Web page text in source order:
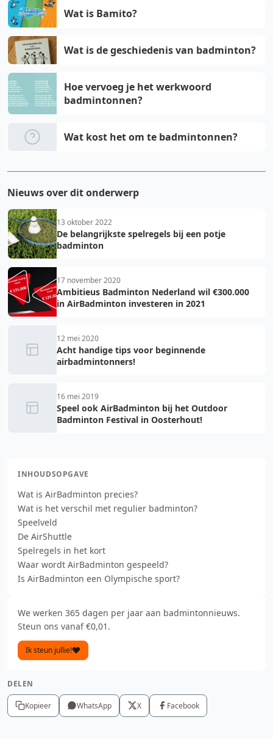
Wat is Bamito?
Wat is de geschiedenis van badminton?
Hoe vervoeg je het werkwoord
badmintonnen?
Wat kost het om te badmintonnen?
Nieuws over dit onderwerp
13 oktober 2022
De belangrijkste spelregels bij een potje
badminton
17 november 2020
Ambitieus Badminton Nederland wil €300.000
in AirBadminton investeren in 2021
12 mei 2020
Acht handige tips voor beginnende
airbadmintonners!
16 mei 2019
Speel ook AirBadminton bij het Outdoor
Badminton Festival in Oosterhout!
INHOUDSOPGAVE
Wat is AirBadminton precies?
Wat is het verschil met regulier badminton?
Speelveld
De AirShuttle
Spelregels in het kort
Waar wordt AirBadminton gespeeld?
Is AirBadminton een Olympische sport?
We werken 365 dagen per jaar aan badmintonnieuws.
Steun ons vanaf €0,01.
Ik steun jullie!
DELEN
Kopieer WhatsApp X Facebook